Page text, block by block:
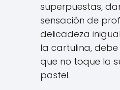
superpuestas,
sensación de
delicadeza
la cartulina,
que no toque la
pastel.